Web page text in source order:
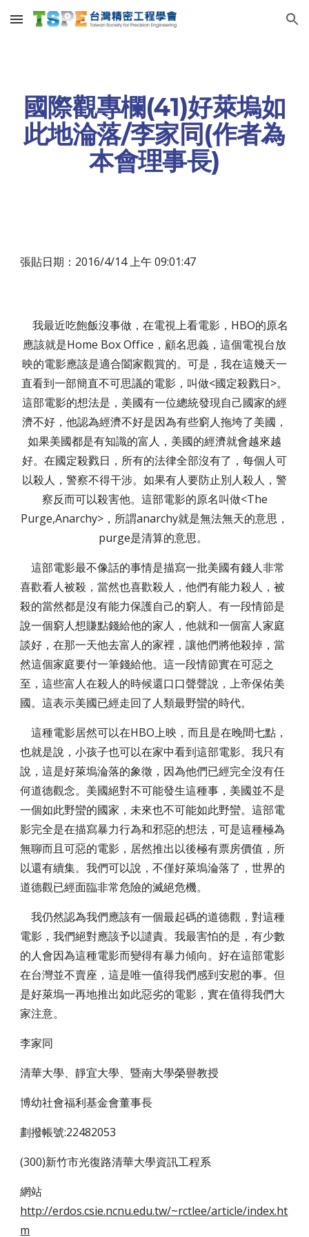
Skip to main content Skip to navigation
國際觀專欄(41)好萊塢如
此地淪落/李家同(作者為
本會理事長)
張貼日期：2016/4/14 上午 09:01:47
我最近吃飽飯沒事做，在電視上看電影，HBO的原名
應該就是Home Box Office，顧名思義，這個電視台放
映的電影應該是適合闔家觀賞的。可是，我在這幾天一
直看到一部簡直不可思議的電影，叫做<國定殺戮日>。
這部電影的想法是，美國有一位總統發現自己國家的經
濟不好，他認為經濟不好是因為有些窮人拖垮了美國，
如果美國都是有知識的富人，美國的經濟就會越來越
好。在國定殺戮日，所有的法律全部沒有了，每個人可
以殺人，警察不得干涉。如果有人要防止別人殺人，警
察反而可以殺害他。這部電影的原名叫做<The
Purge,Anarchy>，所謂anarchy就是無法無天的意思，
purge是清算的意思。
這部電影最不像話的事情是描寫一批美國有錢人非常
喜歡看人被殺，當然也喜歡殺人，他們有能力殺人，被
殺的當然都是沒有能力保護自己的窮人。有一段情節是
說一個窮人想賺點錢給他的家人，他就和一個富人家庭
談好，在那一天他去富人的家裡，讓他們將他殺掉，當
然這個家庭要付一筆錢給他。這一段情節實在可惡之
至，這些富人在殺人的時候還口口聲聲說，上帝保佑美
國。這表示美國已經走回了人類最野蠻的時代。
這種電影居然可以在HBO上映，而且是在晚間七點，
也就是說，小孩子也可以在家中看到這部電影。我只有
說，這是好萊塢淪落的象徵，因為他們已經完全沒有任
何道德觀念。美國絕對不可能發生這種事，美國並不是
一個如此野蠻的國家，未來也不可能如此野蠻。這部電
影完全是在描寫暴力行為和邪惡的想法，可是這種極為
無聊而且可惡的電影，居然推出以後極有票房價值，所
以還有續集。我們可以說，不僅好萊塢淪落了，世界的
道德觀已經面臨非常危險的滅絕危機。
我仍然認為我們應該有一個最起碼的道德觀，對這種
電影，我們絕對應該予以譴責。我最害怕的是，有少數
的人會因為這種電影而變得有暴力傾向。好在這部電影
在台灣並不賣座，這是唯一值得我們感到安慰的事。但
是好萊塢一再地推出如此惡劣的電影，實在值得我們大
家注意。
李家同
清華大學、靜宜大學、暨南大學榮譽教授
博幼社會福利基金會董事長
劃撥帳號:22482053
(300)新竹市光復路清華大學資訊工程系
網站
http://erdos.csie.ncnu.edu.tw/~rctlee/article/index.ht
m